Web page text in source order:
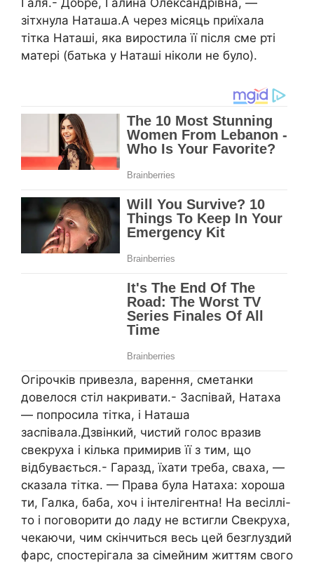
зітхнула Наташа.А через місяць приїхала
тітка Наташі, яка виростила її після смe рті
матері (батька у Наташі ніколи не було).
Огірочків привезла, варення, сметанки
довелося стіл накривати.- Заспівай, Натаха
— попросила тітка, і Наташа
заспівала.Дзвінкий, чистий голос вразив
свекруха і кілька примирив її з тим, що
відбувається.- Гаразд, їхати треба, сваха, —
сказала тітка. — Права була Натаха: хороша
ти, Галка, баба, хоч і інтелігентна! На весіллі-
то і поговорити до ладу не встигли Свекруха,
чекаючи, чим скінчиться весь цей безглуздий
фарс, спостерігала за сімейним життям свого